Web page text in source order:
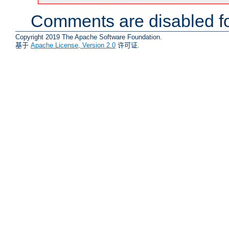
Comments are disabled
Copyright 2019 The Apache Software Foundation.
基于 Apache License, Version 2.0 许可证.